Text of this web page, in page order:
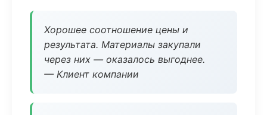
Хорошее соотношение цены и
результата. Материалы закупали
через них — оказалось выгоднее.
— Клиент компании